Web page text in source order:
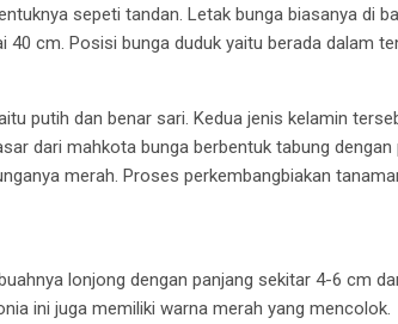
sepeti tandan. Letak bunga biasanya di
cm. Posisi bunga duduk yaitu berada dalam
putih dan benar sari. Kedua jenis kelamin
dari mahkota bunga berbentuk tabung dengan
merah. Proses perkembangbiakan
lonjong dengan panjang sekitar 4-6 cm
ini juga memiliki warna merah yang mencolok.